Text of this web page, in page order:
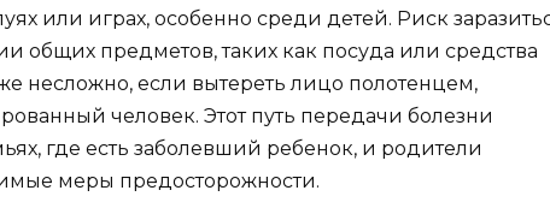
или играх, особенно среди детей. Риск
общих предметов, таких как посуда или средства
несложно, если вытереть лицо полотенцем,
человек. Этот путь передачи болезни
где есть заболевший ребенок, и родители
меры предосторожности.